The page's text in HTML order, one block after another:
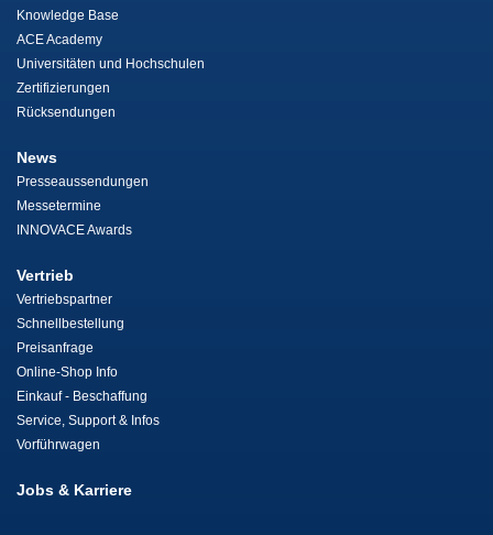
Knowledge Base
ACE Academy
Universitäten und Hochschulen
Zertifizierungen
Rücksendungen
News
Presseaussendungen
Messetermine
INNOVACE Awards
Vertrieb
Vertriebspartner
Schnellbestellung
Preisanfrage
Online-Shop Info
Einkauf - Beschaffung
Service, Support & Infos
Vorführwagen
Jobs & Karriere